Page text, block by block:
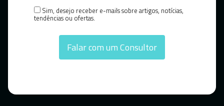
Sim, desejo receber e-mails sobre artigos, notícias,
tendências ou ofertas.
Falar com um Consultor